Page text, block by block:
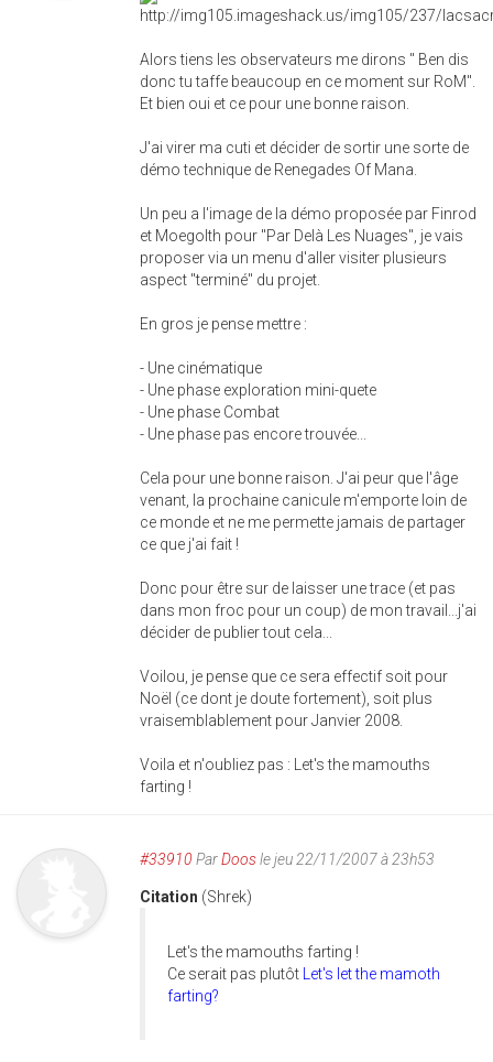
Alors tiens les observateurs me dirons " Ben dis
donc tu taffe beaucoup en ce moment sur RoM".
Et bien oui et ce pour une bonne raison.
J'ai virer ma cuti et décider de sortir une sorte de
démo technique de Renegades Of Mana.
Un peu a l'image de la démo proposée par Finrod
et Moegolth pour "Par Delà Les Nuages", je vais
proposer via un menu d'aller visiter plusieurs
aspect "terminé" du projet.
En gros je pense mettre :
- Une cinématique
- Une phase exploration mini-quete
- Une phase Combat
- Une phase pas encore trouvée...
Cela pour une bonne raison. J'ai peur que l'âge
venant, la prochaine canicule m'emporte loin de
ce monde et ne me permette jamais de partager
ce que j'ai fait !
Donc pour être sur de laisser une trace (et pas
dans mon froc pour un coup) de mon travail...j'ai
décider de publier tout cela...
Voilou, je pense que ce sera effectif soit pour
Noël (ce dont je doute fortement), soit plus
vraisemblablement pour Janvier 2008.
Voila et n'oubliez pas : Let's the mamouths
farting !
#33910 ParDoosle jeu 22/11/2007 à 23h53
Citation (Shrek)
Let's the mamouths farting !
Ce serait pas plutôt
Let's let the mamoth
farting?